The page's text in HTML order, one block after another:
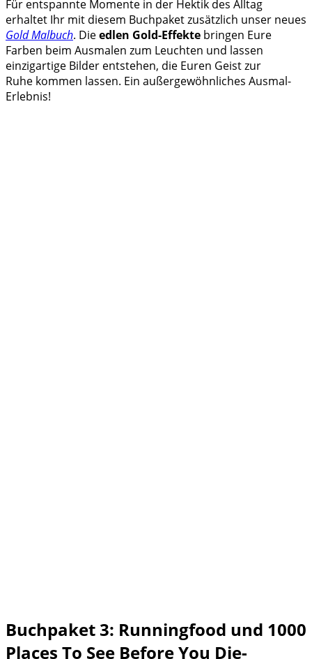
Für entspannte Momente in der Hektik des Alltag
erhaltet Ihr mit diesem Buchpaket zusätzlich unser neues
Gold Malbuch. Dieedlen Gold-Effekte bringen Eure
Farben beim Ausmalen zum Leuchten und lassen
einzigartige Bilder entstehen, die Euren Geist zur
Ruhe kommen lassen. Ein außergewöhnliches Ausmal-
Erlebnis!
Buchpaket 3: Runningfood und 1000
Places To See Before You Die-